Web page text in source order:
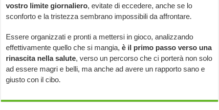
vostro limite giornaliero, evitate di eccedere, anche se lo
sconforto e la tristezza sembrano impossibili da affrontare.
Essere organizzati e pronti a mettersi in gioco, analizzando
effettivamente quello che si mangia,è il primo passo verso una
rinascita nella salute, verso un percorso che ci porterà non solo
ad essere magri e belli, ma anche ad avere un rapporto sano e
giusto con il cibo.